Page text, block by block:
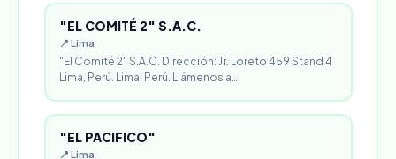
"EL COMITÉ 2" S.A.C.
📍 Lima
"El Comité 2" S.A.C. Dirección: Jr. Loreto 459 Stand 4
Lima, Perú. Lima, Perú. Llámenos a…
"EL PACIFICO"
📍 Lima